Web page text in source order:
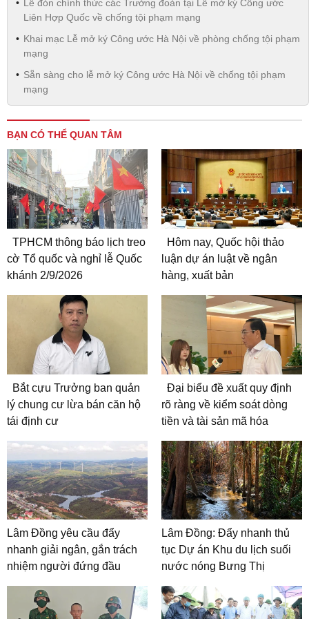
Lễ đón chính thức các Trưởng đoàn tại Lễ mở ký Công ước
Liên Hợp Quốc về chống tội phạm mạng
Khai mạc Lễ mở ký Công ước Hà Nội về phòng chống tội phạm
mạng
Sẵn sàng cho lễ mở ký Công ước Hà Nội về chống tội phạm
mạng
BẠN CÓ THỂ QUAN TÂM
TPHCM thông báo lịch treo
cờ Tổ quốc và nghỉ lễ Quốc
khánh 2/9/2026
Hôm nay, Quốc hội thảo
luận dự án luật về ngân
hàng, xuất bản
Bắt cựu Trưởng ban quản
lý chung cư lừa bán căn hộ
tái định cư
Đại biểu đề xuất quy định
rõ ràng về kiểm soát dòng
tiền và tài sản mã hóa
Lâm Đồng yêu cầu đẩy
nhanh giải ngân, gắn trách
nhiệm người đứng đầu
Lâm Đồng: Đẩy nhanh thủ
tục Dự án Khu du lịch suối
nước nóng Bưng Thị